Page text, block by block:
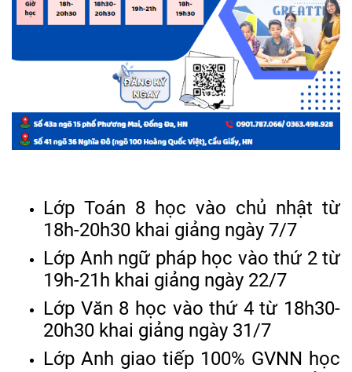
Lớp Toán 8 học vào chủ nhật từ
18h-20h30 khai giảng ngày 7/7
Lớp Anh ngữ pháp học vào thứ 2 từ
19h-21h khai giảng ngày 22/7
Lớp Văn 8 học vào thứ 4 từ 18h30-
20h30 khai giảng ngày 31/7
Lớp Anh giao tiếp 100% GVNN học